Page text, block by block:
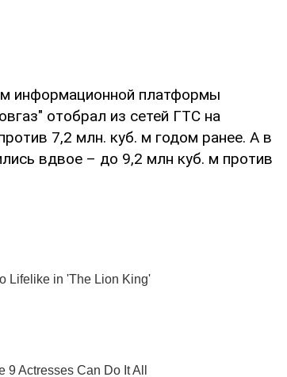
информационной платформы
отобрал из сетей ГТС на
7,2 млн. куб. м годом ранее. А в
вдвое – до 9,2 млн куб. м против